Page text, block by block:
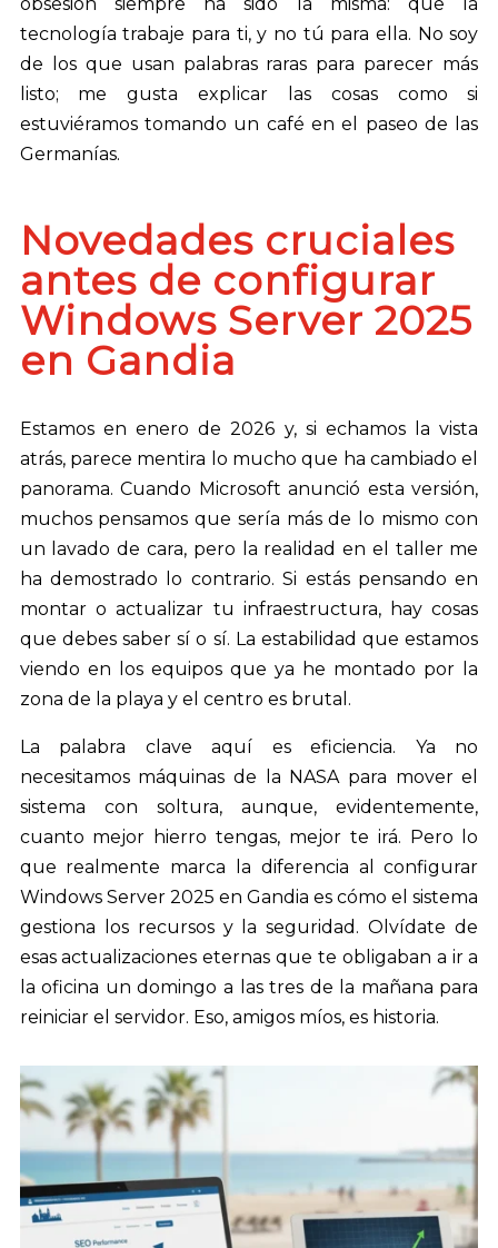
tecnología trabaje para ti, y no tú para ella. No soy
de los que usan palabras raras para parecer más
listo; me gusta explicar las cosas como si
estuviéramos tomando un café en el paseo de las
Germanías.
Novedades cruciales
antes de configurar
Windows Server 2025
en Gandia
Estamos en enero de 2026 y, si echamos la vista
atrás, parece mentira lo mucho que ha cambiado el
panorama. Cuando Microsoft anunció esta versión,
muchos pensamos que sería más de lo mismo con
un lavado de cara, pero la realidad en el taller me
ha demostrado lo contrario. Si estás pensando en
montar o actualizar tu infraestructura, hay cosas
que debes saber sí o sí. La estabilidad que estamos
viendo en los equipos que ya he montado por la
zona de la playa y el centro es brutal.
La palabra clave aquí es eficiencia. Ya no
necesitamos máquinas de la NASA para mover el
sistema con soltura, aunque, evidentemente,
cuanto mejor hierro tengas, mejor te irá. Pero lo
que realmente marca la diferencia al configurar
Windows Server 2025 en Gandia es cómo el sistema
gestiona los recursos y la seguridad. Olvídate de
esas actualizaciones eternas que te obligaban a ir a
la oficina un domingo a las tres de la mañana para
reiniciar el servidor. Eso, amigos míos, es historia.